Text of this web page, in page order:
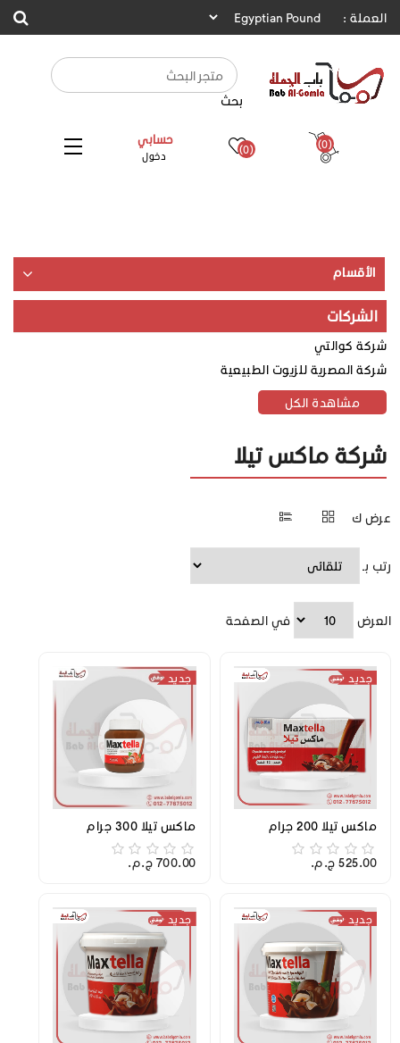
العملة :
بحث
حسابي
دخول (0) (0)
الأقسام
الشركات
شركة كوالتي
شركة المصرية للزيوت الطبيعية
مشاهدة الكل
شركة ماكس تيلا
عرض ك
رتب بـ
العرض في الصفحة
جديد
ماكس تيلا 200 جرام
525.00 ج.م.‏
جديد
ماكس تيلا 300 جرام
700.00 ج.م.‏
جديد جديد